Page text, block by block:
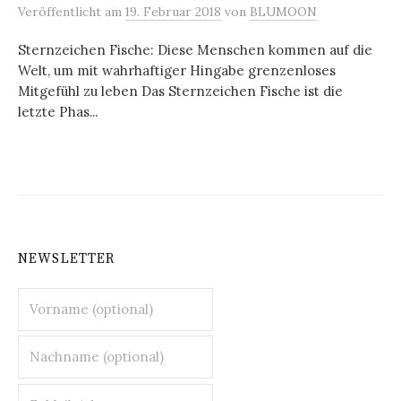
Veröffentlicht am 19. Februar 2018 von BLUMOON
Sternzeichen Fische: Diese Menschen kommen auf die
Welt, um mit wahrhaftiger Hingabe grenzenloses
Mitgefühl zu leben Das Sternzeichen Fische ist die
letzte Phas...
NEWSLETTER